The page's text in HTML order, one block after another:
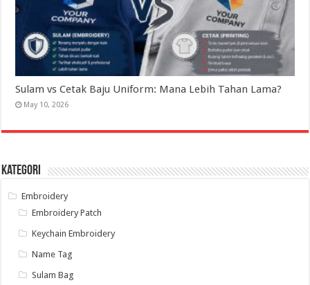
Sulam vs Cetak Baju Uniform: Mana Lebih Tahan Lama?
May 10, 2026
Kategori
Embroidery
Embroidery Patch
Keychain Embroidery
Name Tag
Sulam Bag